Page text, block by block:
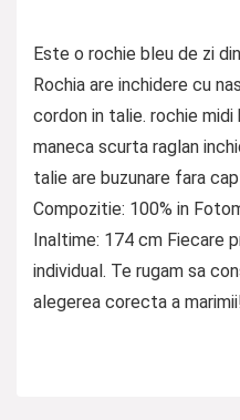
Este o rochie bleu de zi
Rochia are inchidere cu
cordon in talie. rochie
maneca scurta raglan
talie are buzunare fara
Compozitie: 100% in
Inaltime: 174 cm Fiecare
individual. Te rugam sa
alegerea corecta a